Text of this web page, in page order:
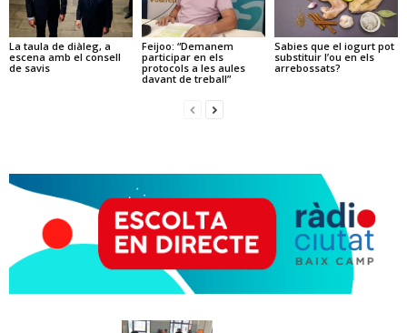
La taula de diàleg, a
escena amb el consell
de savis
Feijoo: “Demanem
participar en els
protocols a les aules
davant de treball”
Sabies que el iogurt pot
substituir l’ou en els
arrebossats?